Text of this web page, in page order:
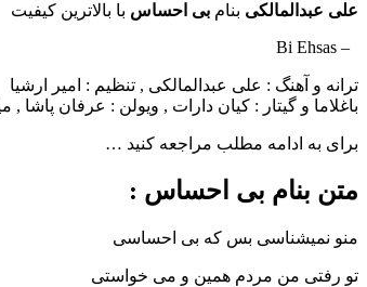
علی عبدالمالکی بنام بی احساس با بالاترین کیفیت
– Bi Ehsas
ترانه و آهنگ : علی عبدالمالکی , تنظیم : امیر ارشیا
باغلاما و گیتار : کیان دارات , ویولن : عرفان پاشا
برای به ادامه مطلب مراجعه کنید …
متن بنام بی احساس :
منو نمیشناسی بس که بی احساسی
تو رفتی من مردم همین و می خواستی